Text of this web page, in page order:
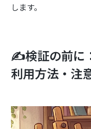
します。
✍️検証の前に
利用方法・注